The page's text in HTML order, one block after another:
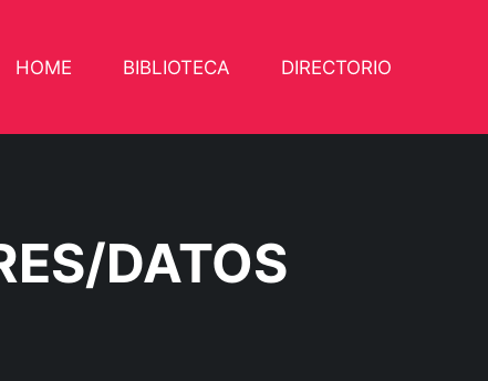
HOME BIBLIOTECA DIRECTORIO
DATOS